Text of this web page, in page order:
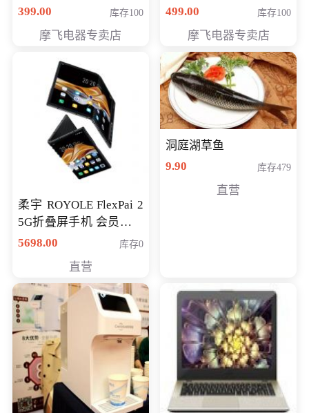
198元
399.00 库存100
摩飞电器专卖店
369元
499.00 库存100
摩飞电器专卖店
柔宇 ROYOLE FlexPai 2
5G折叠屏手机 会员专享
购买价格 4998元
5698.00 库存0
直营
洞庭湖草鱼
9.90
库存479
直营